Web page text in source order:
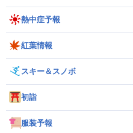
熱中症予報
紅葉情報
スキー＆スノボ
初詣
服装予報